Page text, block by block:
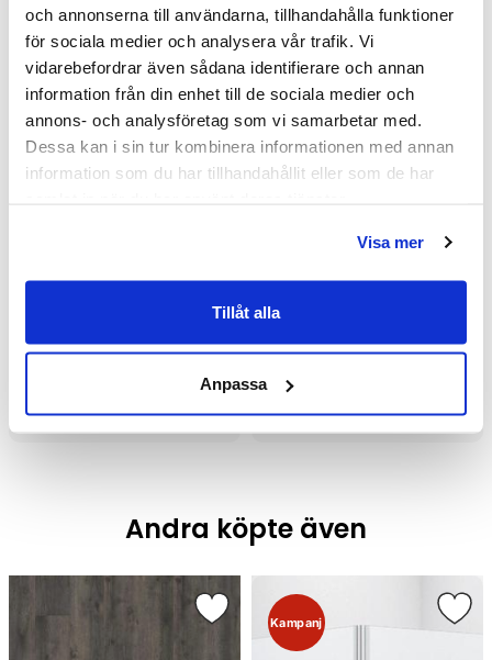
och annonserna till användarna, tillhandahålla funktioner
för sociala medier och analysera vår trafik. Vi
vidarebefordrar även sådana identifierare och annan
information från din enhet till de sociala medier och
annons- och analysföretag som vi samarbetar med.
Dessa kan i sin tur kombinera informationen med annan
information som du har tillhandahållit eller som de har
Visa mer
Tillåt alla
Anpassa
(700x1000/Klarglas/Blank)
8 004 kr/st10 845 kr/st 8 004 kr/st10 845 kr/st
Andra köpte även
Kampanj